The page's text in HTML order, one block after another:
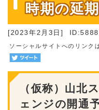
時期の延
[2023年2月3日] ID:5888
ソーシャルサイトへのリンク
（仮称）山北
ェンジの開通